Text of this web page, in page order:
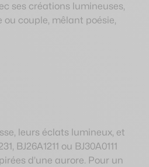
ses créations lumineuses,
couple, mêlant poésie,
leurs éclats lumineux, et
ou BJ30A0111
d’une aurore. Pour un